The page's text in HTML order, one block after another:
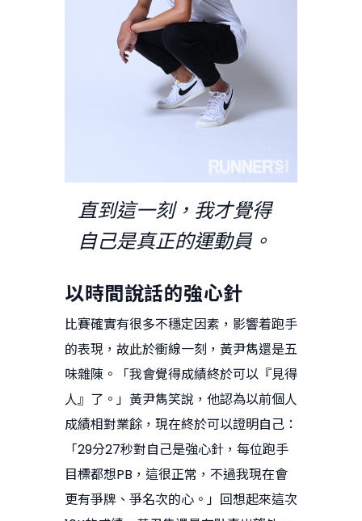
直到這一刻，我才覺得
自己是真正的運動員。
以時間說話的強心針
比賽確實有很多不穩定因素，影響着跑手
的表現，故此於衝線一刻，黃尹雋還是五
味雜陳。「我會覺得成績終於可以『見得
人』了。」黃尹雋笑說，他認為以前個人
成績相對業餘，現在終於可以證明自己：
「29分27秒對自己是強心針，每位跑手
目標都想PB，這很正常，不過我現在會
更有爭牌、爭名次的心。」回想起來這次